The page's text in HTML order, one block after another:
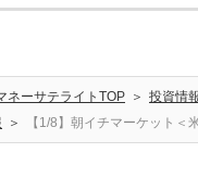
ネーサテライトTOP
投資情
【1/8】朝イチマーケット＜